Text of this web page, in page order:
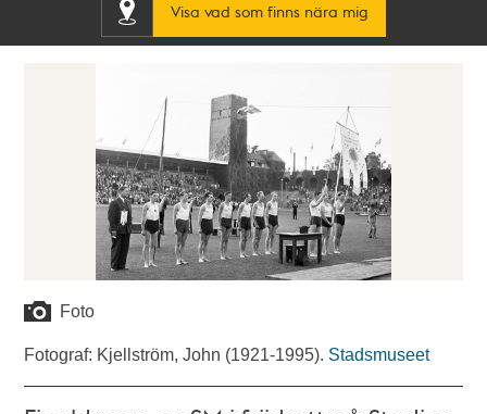
Visa vad som finns nära mig
Foto
Fotograf: Kjellström, John (1921-1995). Stadsmuseet